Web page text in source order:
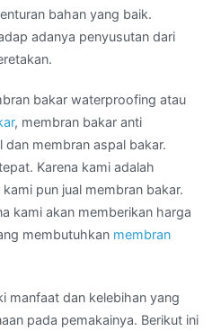
bahan yang baik.
adanya penyusutan dari
bakar waterproofing atau
, membran bakar anti
membran aspal bakar.
Karena kami adalah
pun jual membran bakar.
kami akan memberikan harga
membutuhkan membran
manfaat dan kelebihan yang
pada pemakainya. Berikut ini